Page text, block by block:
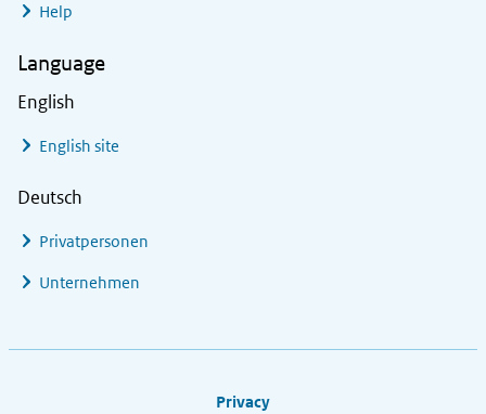
Help
Language
English
English site
Deutsch
Privatpersonen
Unternehmen
Privacy